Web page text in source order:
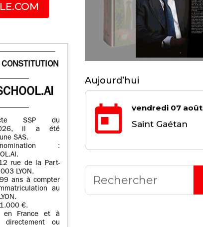
SSP du
il a été
SAS.
:
rue de la Part-
LYON.
ans à compter
au
€.
France et à
directement ou
Aujourd’hui
vendredi 07 août
Saint Gaétan